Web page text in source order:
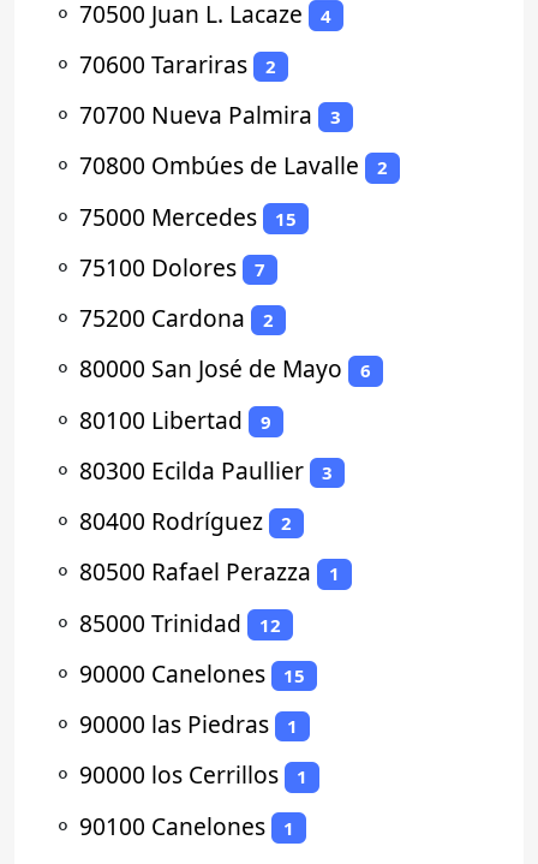
⚬ 70500 Juan L. Lacaze 4
⚬ 70600 Tarariras 2
⚬ 70700 Nueva Palmira 3
⚬ 70800 Ombúes de Lavalle 2
⚬ 75000 Mercedes 15
⚬ 75100 Dolores 7
⚬ 75200 Cardona 2
⚬ 80000 San José de Mayo 6
⚬ 80100 Libertad 9
⚬ 80300 Ecilda Paullier 3
⚬ 80400 Rodríguez 2
⚬ 80500 Rafael Perazza 1
⚬ 85000 Trinidad 12
⚬ 90000 Canelones 15
⚬ 90000 las Piedras 1
⚬ 90000 los Cerrillos 1
⚬ 90100 Canelones 1